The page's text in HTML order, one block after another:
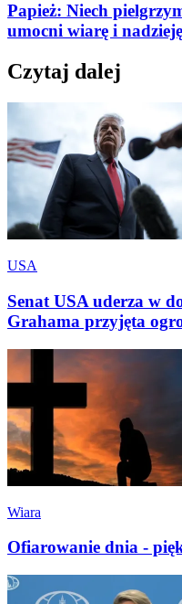
Papież: Niech
umocni wiarę i nadzieję
Czytaj dalej
USA
Senat USA uderza w
Grahama przyjęta
Wiara
Ofiarowanie dnia -